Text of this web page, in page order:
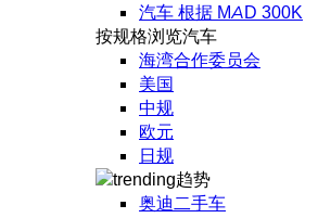
汽车 根据 MAD 300K
按规格浏览汽车
海湾合作委员会
美国
中规
欧元
日规
趋势
奥迪二手车